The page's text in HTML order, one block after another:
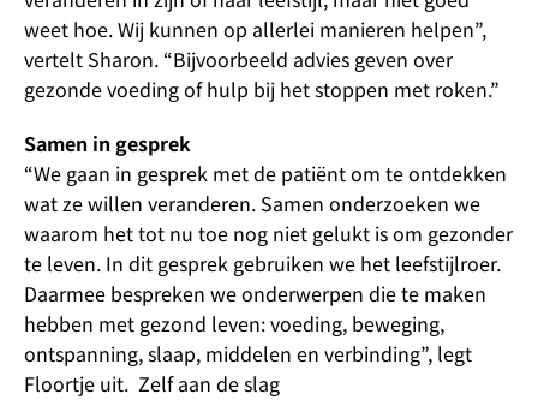
weet hoe. Wij kunnen op allerlei manieren helpen”,
vertelt Sharon. “Bijvoorbeeld advies geven over
gezonde voeding of hulp bij het stoppen met roken.”
Samen in gesprek
“We gaan in gesprek met de patiënt om te ontdekken
wat ze willen veranderen. Samen onderzoeken we
waarom het tot nu toe nog niet gelukt is om gezonder
te leven. In dit gesprek gebruiken we het leefstijlroer.
Daarmee bespreken we onderwerpen die te maken
hebben met gezond leven: voeding, beweging,
ontspanning, slaap, middelen en verbinding”, legt
Floortje uit. Zelf aan de slag